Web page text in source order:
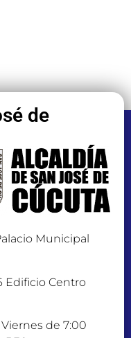
de
Municipal
Edificio Centro
de 7:00